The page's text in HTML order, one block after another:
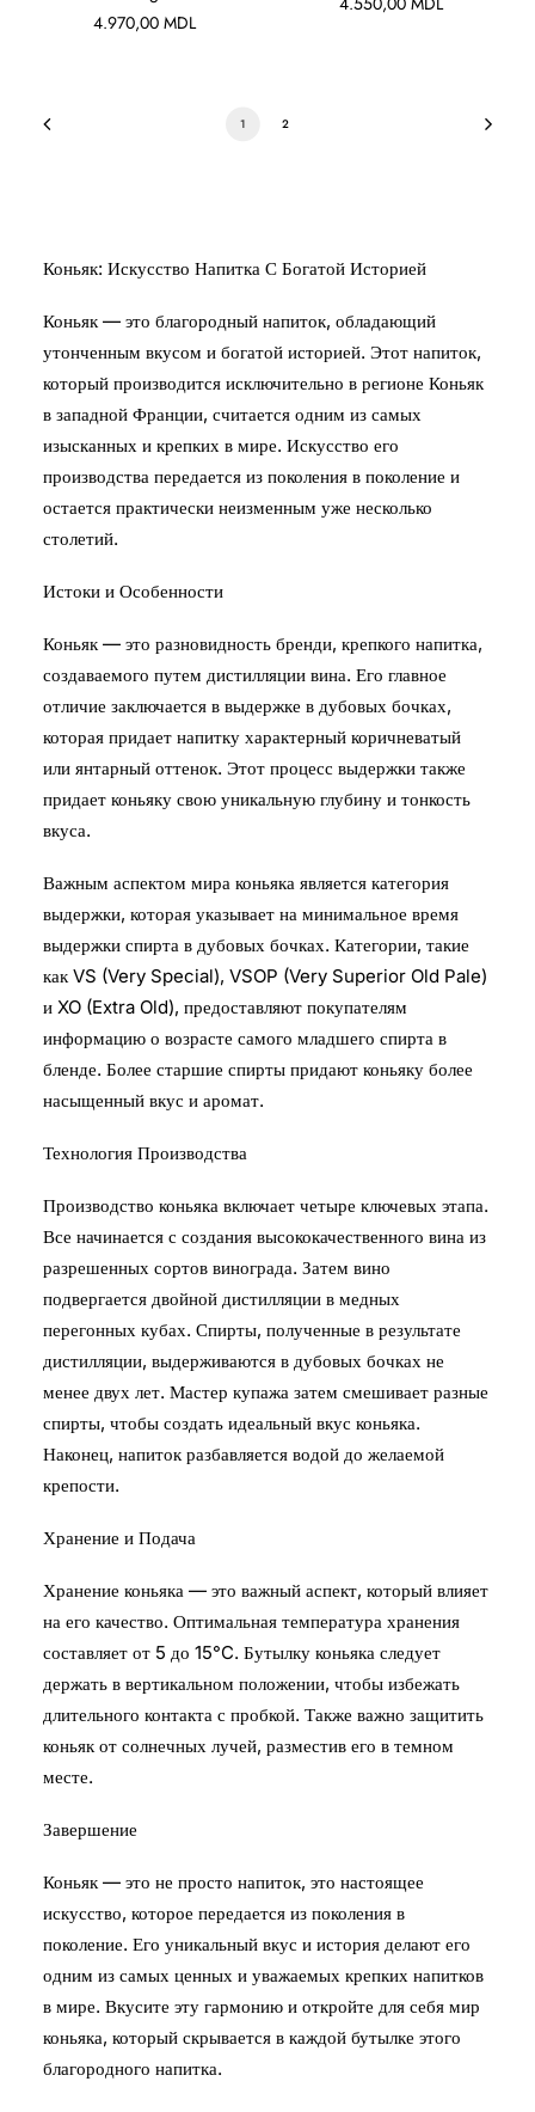
4.970,00 MDL
1 2
Коньяк: Искусство Напитка С Богатой Историей
Коньяк — это благородный напиток, обладающий
утонченным вкусом и богатой историей. Этот напиток,
который производится исключительно в регионе Коньяк
в западной Франции, считается одним из самых
изысканных и крепких в мире. Искусство его
производства передается из поколения в поколение и
остается практически неизменным уже несколько
столетий.
Истоки и Особенности
Коньяк — это разновидность бренди, крепкого напитка,
создаваемого путем дистилляции вина. Его главное
отличие заключается в выдержке в дубовых бочках,
которая придает напитку характерный коричневатый
или янтарный оттенок. Этот процесс выдержки также
придает коньяку свою уникальную глубину и тонкость
вкуса.
Важным аспектом мира коньяка является категория
выдержки, которая указывает на минимальное время
выдержки спирта в дубовых бочках. Категории, такие
как VS (Very Special), VSOP (Very Superior Old Pale)
и XO (Extra Old), предоставляют покупателям
информацию о возрасте самого младшего спирта в
бленде. Более старшие спирты придают коньяку более
насыщенный вкус и аромат.
Технология Производства
Производство коньяка включает четыре ключевых этапа.
Все начинается с создания высококачественного вина из
разрешенных сортов винограда. Затем вино
подвергается двойной дистилляции в медных
перегонных кубах. Спирты, полученные в результате
дистилляции, выдерживаются в дубовых бочках не
менее двух лет. Мастер купажа затем смешивает разные
спирты, чтобы создать идеальный вкус коньяка.
Наконец, напиток разбавляется водой до желаемой
крепости.
Хранение и Подача
Хранение коньяка — это важный аспект, который влияет
на его качество. Оптимальная температура хранения
составляет от 5 до 15°C. Бутылку коньяка следует
держать в вертикальном положении, чтобы избежать
длительного контакта с пробкой. Также важно защитить
коньяк от солнечных лучей, разместив его в темном
месте.
Завершение
Коньяк — это не просто напиток, это настоящее
искусство, которое передается из поколения в
поколение. Его уникальный вкус и история делают его
одним из самых ценных и уважаемых крепких напитков
в мире. Вкусите эту гармонию и откройте для себя мир
коньяка, который скрывается в каждой бутылке этого
благородного напитка.